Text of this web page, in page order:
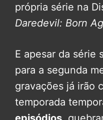
própria série na
Daredevil: Born
E apesar da série
para a segunda
gravações já irão
temporada